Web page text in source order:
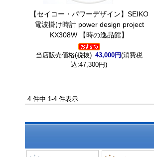
【セイコー・パワーデザイン】SEIKO
電波掛け時計 power design project
KX308W 【時の逸品館】
当店販売価格(税抜) 43,000円(消費税
込:47,300円)
4 件中 1-4 件表示